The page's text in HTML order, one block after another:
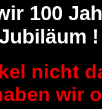
100
!
nicht
wir